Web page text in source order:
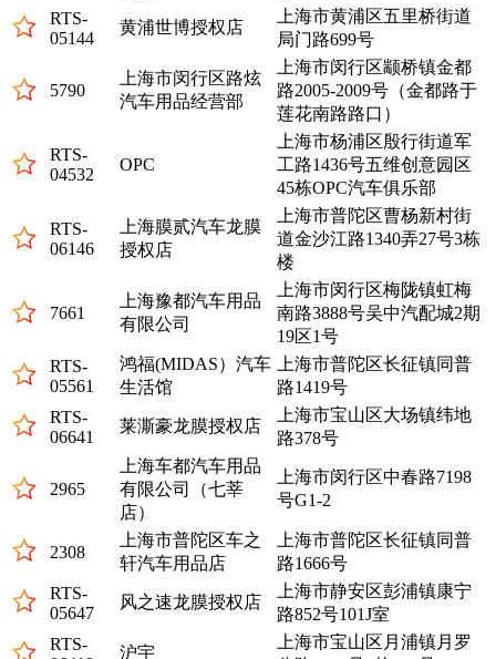
RTS-
05144
黄浦世博授权店
上海市黄浦区五里桥街道
局门路699号
5790
上海市闵行区路炫
汽车用品经营部
上海市闵行区颛桥镇金都
路2005-2009号（金都路于
莲花南路路口）
RTS-
04532
OPC
上海市杨浦区殷行街道军
工路1436号五维创意园区
45栋OPC汽车俱乐部
RTS-
06146
上海膜贰汽车龙膜
授权店
上海市普陀区曹杨新村街
道金沙江路1340弄27号3栋
楼
7661
上海豫都汽车用品
有限公司
上海市闵行区梅陇镇虹梅
南路3888号吴中汽配城2期
19区1号
RTS-
05561
鸿福(MIDAS）汽车
生活馆
上海市普陀区长征镇同普
路1419号
RTS-
06641
莱澌豪龙膜授权店
上海市宝山区大场镇纬地
路378号
2965
上海车都汽车用品
有限公司（七莘
店）
上海市闵行区中春路7198
号G1-2
2308
上海市普陀区车之
轩汽车用品店
上海市普陀区长征镇同普
路1666号
RTS-
05647
风之速龙膜授权店
上海市静安区彭浦镇康宁
路852号101J室
RTS-
沪宇
上海市宝山区月浦镇月罗